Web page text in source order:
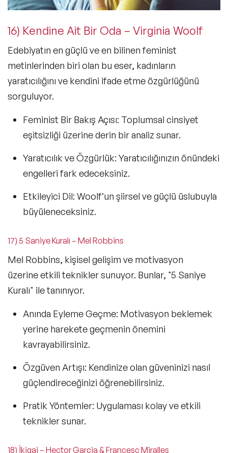
16) Kendine Ait Bir Oda – Virginia Woolf
Edebiyatın en güçlü ve en bilinen feminist
metinlerinden biri olan bu eser, kadınların
yaratıcılığını ve kendini ifade etme özgürlüğünü
sorguluyor.
Feminist Bir Bakış Açısı: Toplumsal cinsiyet
eşitsizliği üzerine derin bir analiz sunar.
Yaratıcılık ve Özgürlük: Yaratıcılığınızın önündeki
engelleri fark edeceksiniz.
Etkileyici Dil: Woolf’un şiirsel ve güçlü üslubuyla
büyüleneceksiniz.
17) 5 Saniye Kuralı – Mel Robbins
Mel Robbins, kişisel gelişim ve motivasyon
üzerine etkili teknikler sunuyor. Bunlar, "5 Saniye
Kuralı" ile tanınıyor.
Anında Eyleme Geçme: Motivasyon beklemek
yerine harekete geçmenin önemini
kavrayabilirsiniz.
Özgüven Artışı: Kendinize olan güveninizi nasıl
güçlendireceğinizi öğrenebilirsiniz.
Pratik Yöntemler: Uygulaması kolay ve etkili
teknikler sunar.
18) İkigai – Hector Garcia & Francesc Miralles